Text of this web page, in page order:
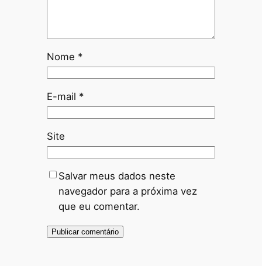
Nome *
E-mail *
Site
Salvar meus dados neste
navegador para a próxima vez
que eu comentar.